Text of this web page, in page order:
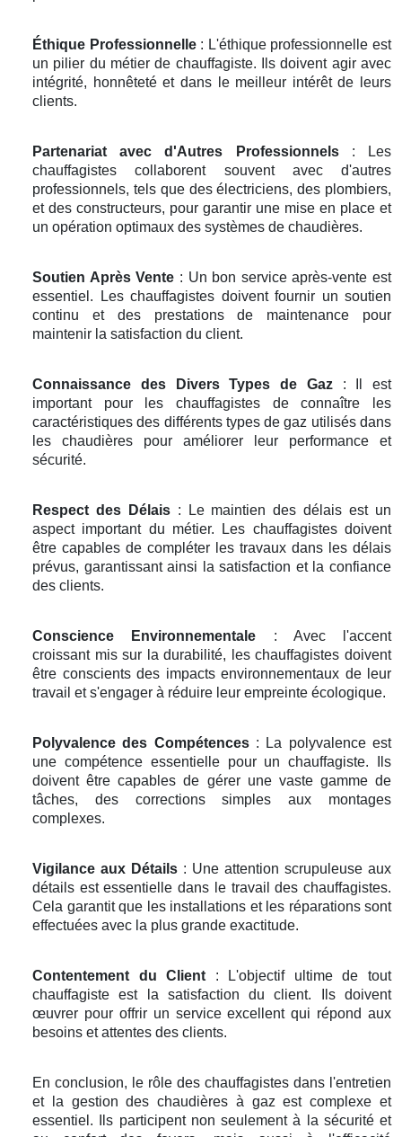
Éthique Professionnelle: L'éthique professionnelle est
un pilier du métier de chauffagiste. Ils doivent agir avec
intégrité, honnêteté et dans le meilleur intérêt de leurs
clients.
Partenariat avec d'Autres Professionnels: Les
chauffagistes collaborent souvent avec d'autres
professionnels, tels que des électriciens, des plombiers,
et des constructeurs, pour garantir une mise en place et
un opération optimaux des systèmes de chaudières.
Soutien Après Vente : Un bon service après-vente est
essentiel. Les chauffagistes doivent fournir un soutien
continu et des prestations de maintenance pour
maintenir la satisfaction du client.
Connaissance des Divers Types de Gaz: Il est
important pour les chauffagistes de connaître les
caractéristiques des différents types de gaz utilisés dans
les chaudières pour améliorer leur performance et
sécurité.
Respect des Délais: Le maintien des délais est un
aspect important du métier. Les chauffagistes doivent
être capables de compléter les travaux dans les délais
prévus, garantissant ainsi la satisfaction et la confiance
des clients.
Conscience Environnementale : Avec l'accent
croissant mis sur la durabilité, les chauffagistes doivent
être conscients des impacts environnementaux de leur
travail et s'engager à réduire leur empreinte écologique.
Polyvalence des Compétences: La polyvalence est
une compétence essentielle pour un chauffagiste. Ils
doivent être capables de gérer une vaste gamme de
tâches, des corrections simples aux montages
complexes.
Vigilance aux Détails : Une attention scrupuleuse aux
détails est essentielle dans le travail des chauffagistes.
Cela garantit que les installations et les réparations sont
effectuées avec la plus grande exactitude.
Contentement du Client: L'objectif ultime de tout
chauffagiste est la satisfaction du client. Ils doivent
œuvrer pour offrir un service excellent qui répond aux
besoins et attentes des clients.
En conclusion, le rôle des chauffagistes dans l'entretien
et la gestion des chaudières à gaz est complexe et
essentiel. Ils participent non seulement à la sécurité et